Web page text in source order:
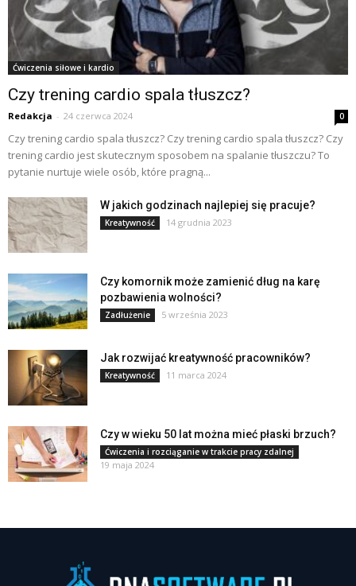
Ćwiczenia siłowe i kardio
Czy trening cardio spala tłuszcz?
Redakcja - 24 czerwca 2024 0
Czy trening cardio spala tłuszcz? Czy trening cardio spala tłuszcz? Czy
trening cardio jest skutecznym sposobem na spalanie tłuszczu? To
pytanie nurtuje wiele osób, które pragną...
W jakich godzinach najlepiej się pracuje?
Kreatywność 14 grudnia 2023
Czy komornik może zamienić dług na karę
pozbawienia wolności?
Zadłużenie 5 września 2023
Jak rozwijać kreatywność pracowników?
Kreatywność 11 marca 2024
Czy w wieku 50 lat można mieć płaski brzuch?
Ćwiczenia i rozciąganie w trakcie pracy zdalnej
19 maja 2024